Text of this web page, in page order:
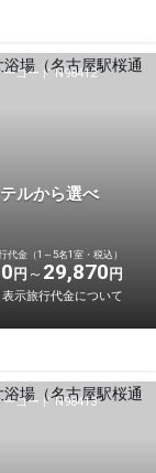
ーコード N98412
ルから選べ
代金（1～5名1室・税込）
円 29,870 円
表示旅行代金について
ーコード N98413